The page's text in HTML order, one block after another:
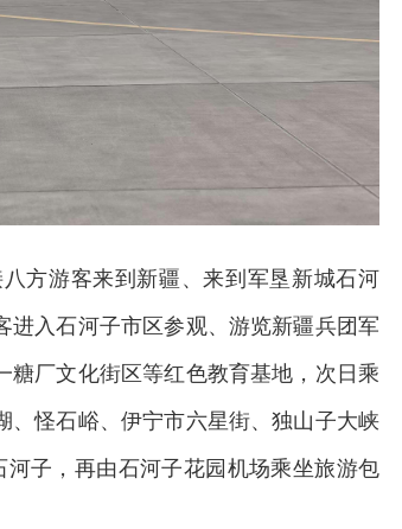
方游客来到新疆、来到军垦新城石河
入石河子市区参观、游览新疆兵团军
糖厂文化街区等红色教育基地，次日乘
、怪石峪、伊宁市六星街、独山子大峡
子，再由石河子花园机场乘坐旅游包